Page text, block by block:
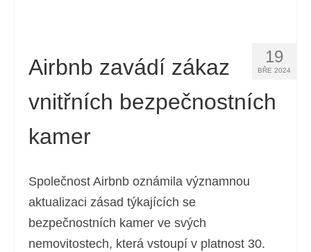
19
BŘE 2024
Airbnb zavádí zákaz
vnitřních bezpečnostních
kamer
Společnost Airbnb oznámila významnou
aktualizaci zásad týkajících se
bezpečnostních kamer ve svých
nemovitostech, která vstoupí v platnost 30.